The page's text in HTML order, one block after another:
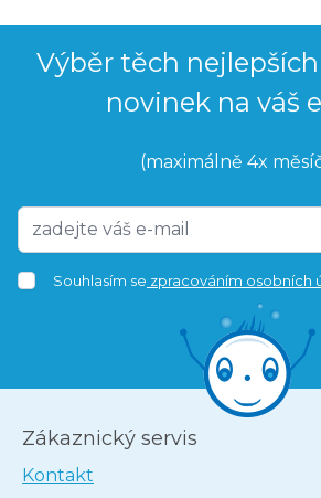
Výběr těch nejlepších
novinek na váš
(maximálně 4x
Souhlasím se zpracováním osobních
Zákaznický servis
Kontakt